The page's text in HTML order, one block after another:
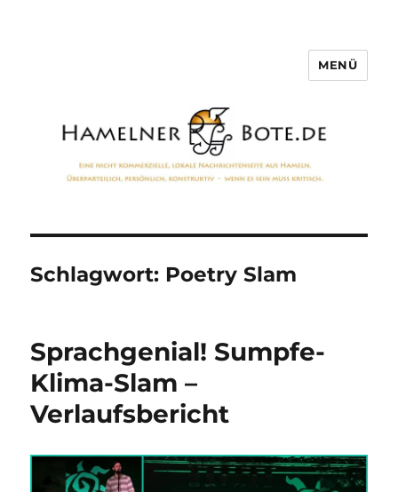
MENÜ
Schlagwort: Poetry Slam
Sprachgenial! Sumpfe-
Klima-Slam –
Verlaufsbericht